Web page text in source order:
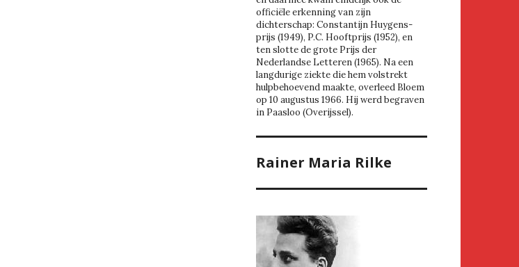
officiële erkenning van zijn
dichterschap: Constantijn Huygens-
prijs (1949), P.C. Hooftprijs (1952), en
ten slotte de grote Prijs der
Nederlandse Letteren (1965). Na een
langdurige ziekte die hem volstrekt
hulpbehoevend maakte, overleed Bloem
op 10 augustus 1966. Hij werd begraven
in Paasloo (Overijssel).
Rainer Maria Rilke